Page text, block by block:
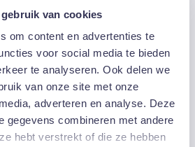
van cookies
om content en advertenties te
voor social media te bieden
te analyseren. Ook delen we
van onze site met onze
adverteren en analyse. Deze
gegevens combineren met andere
hebt verstrekt of die ze hebben
bedrag van alle deelnemers aan
zaterdag op €572.485,73 en
door. De doelstelling is te
bijdrage van 1 miljoen euro.
EW Facility Services met haar
ook alles op alles zetten om haar